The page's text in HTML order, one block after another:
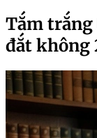
Tắm trắng
đắt không